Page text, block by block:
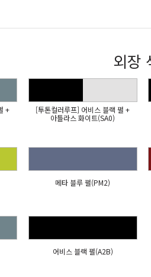
외장
+
[투톤컬러루프] 어비스 블랙 펄 +
아틀라스 화이트(SA0)
메타 블루 펄(PM2)
어비스 블랙 펄(A2B)